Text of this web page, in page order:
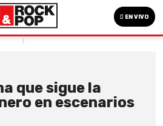
EN VIVO
que sigue la
en escenarios